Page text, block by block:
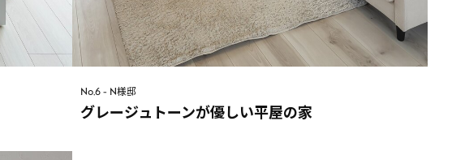
No.6 - N様邸
グレージュトーンが優しい平屋の家